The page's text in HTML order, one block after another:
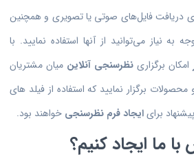
دریافت فایل‌های صوتی یا تصویری و همچنین
به نیاز می‌توانید از آنها استفاده نمایید. با
امکان برگزاری نظرسنجی آنلاین میان مشتریان
برگزار نمایید که استفاده از فیلد های
برایایجاد فرم نظرسنجی خواهند بود.
ما ایجاد کنیم؟